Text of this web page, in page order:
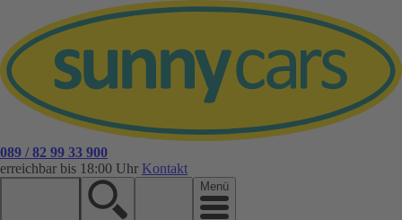
089 / 82 99 33 900
erreichbar bis 18:00 Uhr Kontakt
Menü